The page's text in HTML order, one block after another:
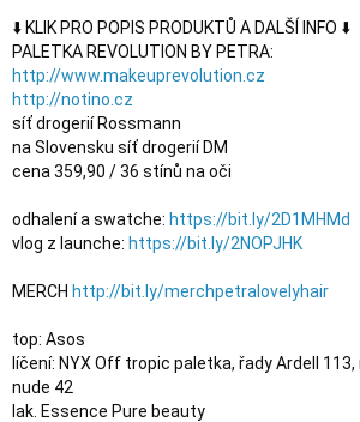
⬇️ KLIK PRO POPIS PRODUKTŮ A DALŠÍ INFO ⬇️
http://www.makeuprevolution.cz
http://notino.cz
síť drogerií Rossmann
na Slovensku síť drogerií DM
cena 359,90 / 36 stínů na oči
odhalení a swatche: https://bit.ly/2D1MHMd
vlog z launche: https://bit.ly/2NOPJHK
MERCH http://bit.ly/merchpetralovelyhair
top: Asos
líčení: NYX Off tropic paletka, řady Ardell
nude 42
lak. Essence Pure beauty